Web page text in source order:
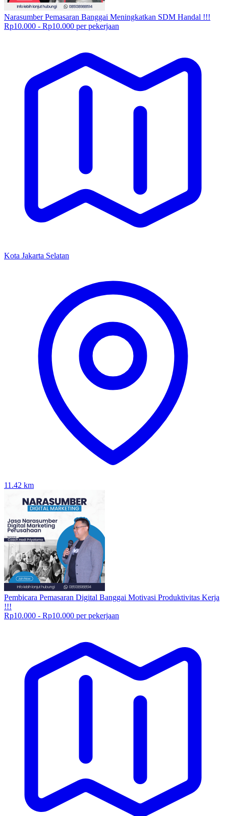
Narasumber Pemasaran Banggai Meningkatkan SDM Handal !!!
Rp10.000 - Rp10.000 per pekerjaan
Kota Jakarta Selatan
11.42 km
Pembicara Pemasaran Digital Banggai Motivasi Produktivitas Kerja
!!!
Rp10.000 - Rp10.000 per pekerjaan